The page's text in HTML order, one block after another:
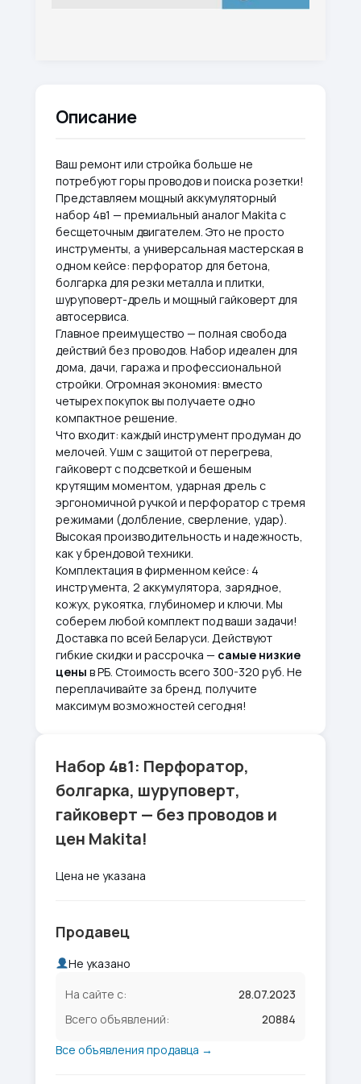
Описание
Ваш ремонт или стройка больше не
потребуют горы проводов и поиска розетки!
Представляем мощный аккумуляторный
набор 4в1 — премиальный аналог Makita с
бесщеточным двигателем. Это не просто
инструменты, а универсальная мастерская в
одном кейсе: перфоратор для бетона,
болгарка для резки металла и плитки,
шуруповерт-дрель и мощный гайковерт для
автосервиса.
Главное преимущество — полная свобода
действий без проводов. Набор идеален для
дома, дачи, гаража и профессиональной
стройки. Огромная экономия: вместо
четырех покупок вы получаете одно
компактное решение.
Что входит: каждый инструмент продуман до
мелочей. Ушм с защитой от перегрева,
гайковерт с подсветкой и бешеным
крутящим моментом, ударная дрель с
эргономичной ручкой и перфоратор с тремя
режимами (долбление, сверление, удар).
Высокая производительность и надежность,
как у брендовой техники.
Комплектация в фирменном кейсе: 4
инструмента, 2 аккумулятора, зарядное,
кожух, рукоятка, глубиномер и ключи. Мы
соберем любой комплект под ваши задачи!
Доставка по всей Беларуси. Действуют
гибкие скидки и рассрочка — самые низкие
цены в РБ. Стоимость всего 300-320 руб. Не
переплачивайте за бренд, получите
максимум возможностей сегодня!
Набор 4в1: Перфоратор,
болгарка, шуруповерт,
гайковерт — без проводов и
цен Makita!
Цена не указана
Продавец
Не указано
На сайте с:
28.07.2023
Всего объявлений:
20884
Все объявления продавца →